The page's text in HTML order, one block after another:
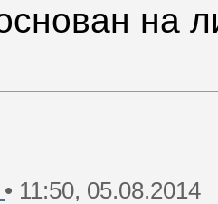
на
• 11:50, 05.08.2014